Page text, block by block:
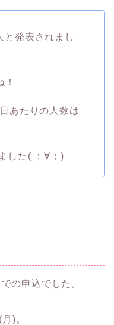
発表されまし
あたりの人数は
した( ；∀；)
の申込でした。
)。